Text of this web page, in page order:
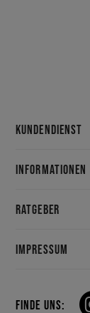
KUNDENDIENST
INFORMATIONEN
RATGEBER
IMPRESSUM
FINDE UNS: